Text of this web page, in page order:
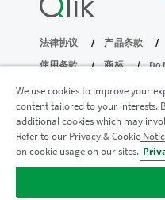
法律协议 产品条款
使用条款
商标
Do
版权所有 © 1993-2026
加入分析现代化计划
使用分析现代化计划实现现
QlikView 应用程序。
We use cookies to improve your
content tailored to your interests.
additional cookies which may
Refer to our Privacy & Cookie
on cookie usage on our sites.